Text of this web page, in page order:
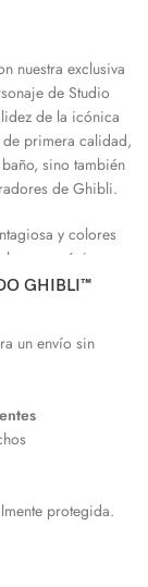
nuestra exclusiva
de Studio
de la icónica
de primera calidad,
sino también
de Ghibli.
y colores
y mágica.
amadas
esta toalla
absorción
al tacto, lo que
compacto y
GHIBLI™
un envío sin
protegida.